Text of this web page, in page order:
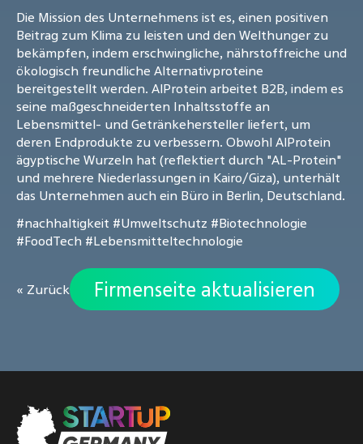
Die Mission des Unternehmens ist es, einen positiven
Beitrag zum Klima zu leisten und den Welthunger zu
bekämpfen, indem erschwingliche, nährstoffreiche und
ökologisch freundliche Alternativproteine
bereitgestellt werden. AlProtein arbeitet B2B, indem es
seine maßgeschneiderten Inhaltsstoffe an
Lebensmittel- und Getränkehersteller liefert, um
deren Endprodukte zu verbessern. Obwohl AlProtein
ägyptische Wurzeln hat (reflektiert durch "AL-Protein"
und mehrere Niederlassungen in Kairo/Giza), unterhält
das Unternehmen auch ein Büro in Berlin, Deutschland.
#nachhaltigkeit #Umweltschutz #Biotechnologie
#FoodTech #Lebensmitteltechnologie
« Zurück Firmenseite aktualisieren